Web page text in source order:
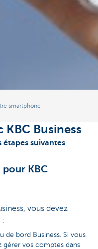
smartphone
KBC Business
étapes suivantes
pour KBC
vous devez
de bord Business. Si vous
gérer vos comptes dans